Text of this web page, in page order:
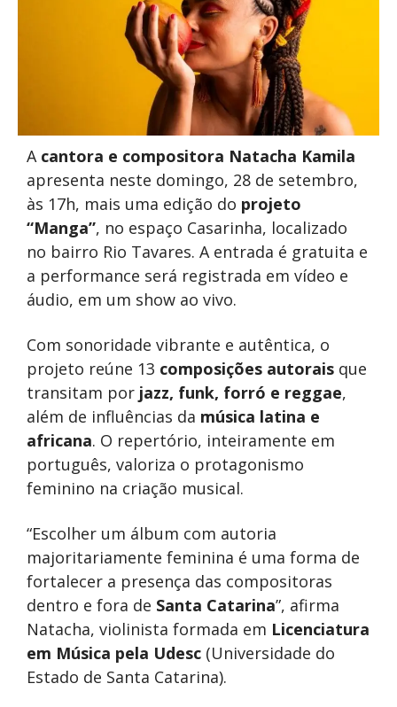
A cantora e compositora Natacha Kamila
apresenta neste domingo, 28 de setembro,
às 17h, mais uma edição do projeto
“Manga”, no espaço Casarinha, localizado
no bairro Rio Tavares. A entrada é gratuita e
a performance será registrada em vídeo e
áudio, em um show ao vivo.
Com sonoridade vibrante e autêntica, o
projeto reúne 13 composições autorais que
transitam por jazz, funk, forró e reggae,
além de influências da música latina e
africana. O repertório, inteiramente em
português, valoriza o protagonismo
feminino na criação musical.
“Escolher um álbum com autoria
majoritariamente feminina é uma forma de
fortalecer a presença das compositoras
dentro e fora de Santa Catarina”, afirma
Natacha, violinista formada em Licenciatura
em Música pela Udesc (Universidade do
Estado de Santa Catarina).